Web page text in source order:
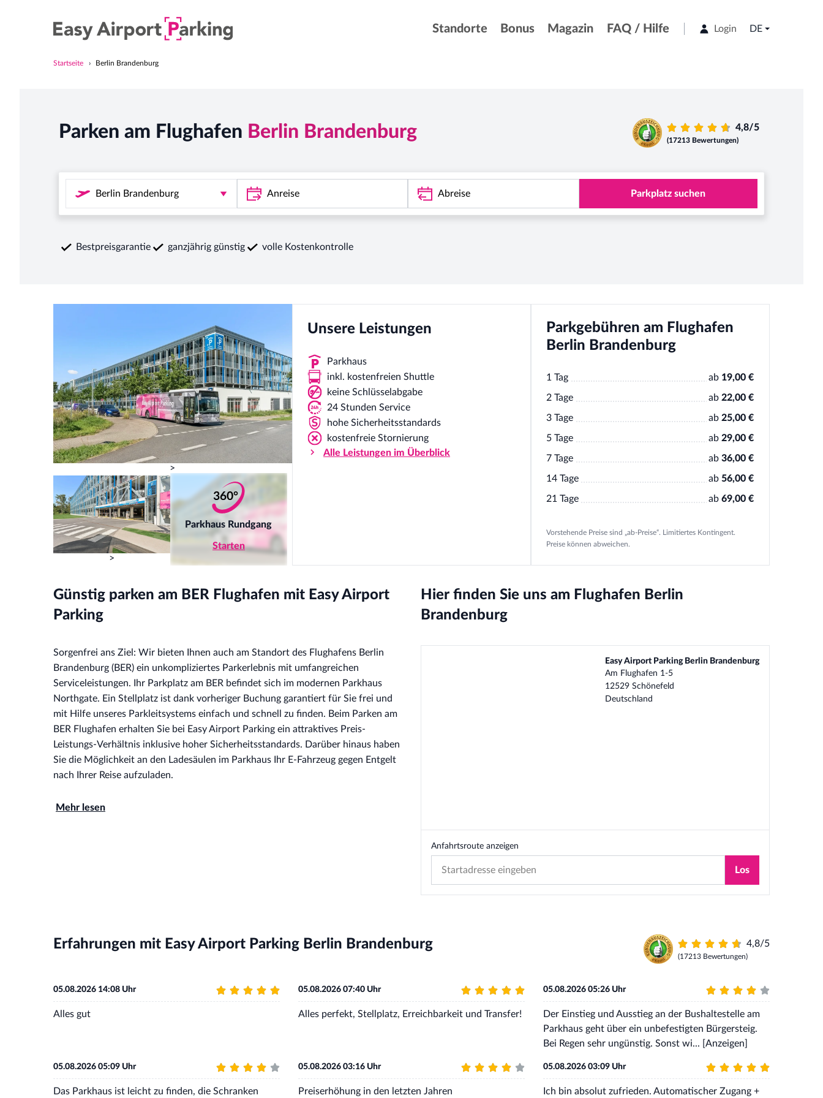
Standorte Bonus Magazin FAQ / Hilfe Login DE
Startseite Berlin Brandenburg
Parken am Flughafen Berlin Brandenburg 4,8/5
(17213 Bewertungen)
Parkplatz suchen
Bestpreisgarantie ganzjährig günstig volle Kostenkontrolle
>
>
Parkhaus Rundgang
Starten
Unsere Leistungen
Parkhaus
inkl. kostenfreien Shuttle
keine Schlüsselabgabe
24 Stunden Service
hohe Sicherheitsstandards
kostenfreie Stornierung
Alle Leistungen im Überblick
Parkgebühren am Flughafen
Berlin Brandenburg
1 Tag ab 19,00 €
2 Tage ab 22,00 €
3 Tage ab 25,00 €
5 Tage ab 29,00 €
7 Tage ab 36,00 €
14 Tage ab 56,00 €
21 Tage ab 69,00 €
Vorstehende Preise sind „ab-Preise“. Limitiertes Kontingent.
Preise können abweichen.
Günstig parken am BER Flughafen mit Easy Airport
Parking
Sorgenfrei ans Ziel: Wir bieten Ihnen auch am Standort des Flughafens Berlin
Brandenburg (BER) ein unkompliziertes Parkerlebnis mit umfangreichen
Serviceleistungen. Ihr Parkplatz am BER befindet sich im modernen Parkhaus
Northgate. Ein Stellplatz ist dank vorheriger Buchung garantiert für Sie frei und
mit Hilfe unseres Parkleitsystems einfach und schnell zu finden. Beim Parken am
BER Flughafen erhalten Sie bei Easy Airport Parking ein attraktives Preis-
Leistungs-Verhältnis inklusive hoher Sicherheitsstandards. Darüber hinaus haben
Sie die Möglichkeit an den Ladesäulen im Parkhaus Ihr E-Fahrzeug gegen Entgelt
nach Ihrer Reise aufzuladen.
Mehr lesen
Hier finden Sie uns am Flughafen Berlin
Brandenburg
Easy Airport Parking Berlin Brandenburg
Am Flughafen 1-5
12529 Schönefeld
Deutschland
Anfahrtsroute anzeigen
Los
Erfahrungen mit Easy Airport Parking Berlin Brandenburg 4,8/5
(17213 Bewertungen)
05.08.2026 14:08 Uhr
Alles gut
05.08.2026 07:40 Uhr
Alles perfekt, Stellplatz, Erreichbarkeit und Transfer!
05.08.2026 05:26 Uhr
Der Einstieg und Ausstieg an der Bushaltestelle am
Parkhaus geht über ein unbefestigten Bürgersteig.
Bei Regen sehr ungünstig. Sonst wi...
[Anzeigen]
05.08.2026 05:09 Uhr
Das Parkhaus ist leicht zu finden, die Schranken
05.08.2026 03:16 Uhr
Preiserhöhung in den letzten Jahren
05.08.2026 03:09 Uhr
Ich bin absolut zufrieden. Automatischer Zugang +